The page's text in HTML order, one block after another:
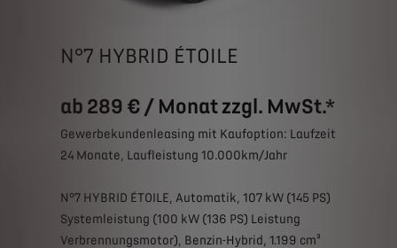
N°7 HYBRID ÉTOILE
ab 289 € / Monat zzgl. MwSt.*
Gewerbekundenleasing mit Kaufoption: Laufzeit
24 Monate, Laufleistung 10.000km/Jahr
N°7 HYBRID ÉTOILE, Automatik, 107 kW (145 PS)
Systemleistung (100 kW (136 PS) Leistung
Verbrennungsmotor), Benzin-Hybrid, 1.199 cm³